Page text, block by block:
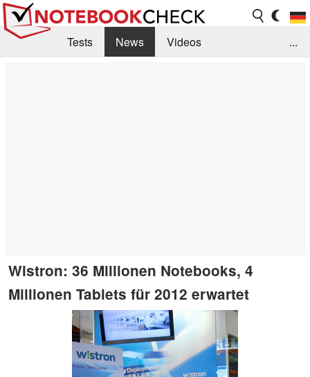
Tests News
Videos
...
Wistron: 36 Millionen Notebooks, 4
Millionen Tablets für 2012 erwartet